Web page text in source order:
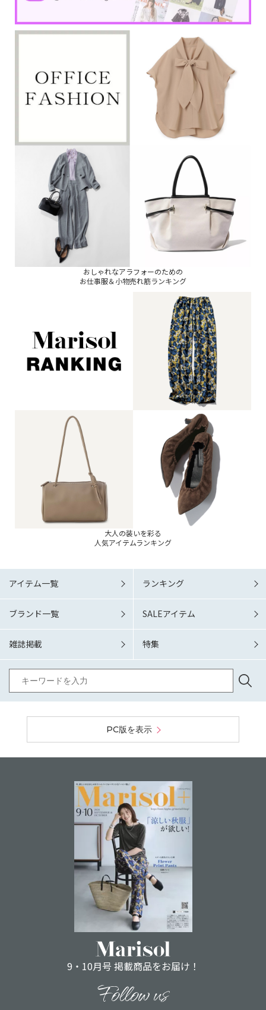
おしゃれなアラフォーのための
お仕事服＆小物売れ筋ランキング
大人の装いを彩る
人気アイテムランキング
アイテム一覧 ランキング
ブランド一覧 SALEアイテム
雑誌掲載 特集
PC版を表示
9・10月号 掲載商品をお届け！
Follow us